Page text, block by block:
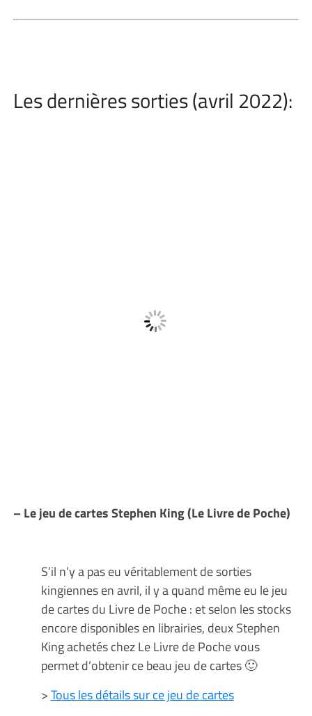
Les dernières sorties (avril 2022):
– Le jeu de cartes Stephen King (Le Livre de Poche)
S’il n’y a pas eu véritablement de sorties
kingiennes en avril, il y a quand même eu le jeu
de cartes du Livre de Poche : et selon les stocks
encore disponibles en librairies, deux Stephen
King achetés chez Le Livre de Poche vous
permet d’obtenir ce beau jeu de cartes 🙂
>Tous les détails sur ce jeu de cartes